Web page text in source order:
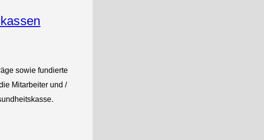
sowie fundierte
Mitarbeiter und /